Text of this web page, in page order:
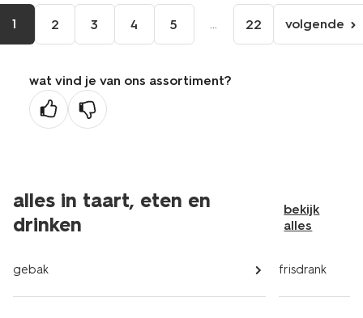
1 2 3 4 5 ... 22
pagina
volgende
wat vind je van ons assortiment?
alles in taart, eten en
drinken
bekijk
alles
gebak frisdrank